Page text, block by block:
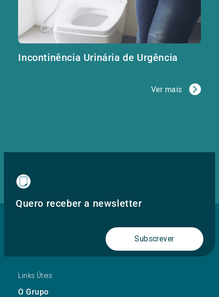
Incontinência Urinária de Urgência
Ver mais
Quero receber a newsletter
Subscrever
Links Úteis
O Grupo